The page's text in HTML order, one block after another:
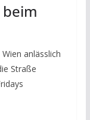
anlässlich
Straße